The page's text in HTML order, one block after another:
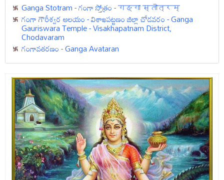
Ganga Stotram - గంగా స్తోత్రం - गङ्गा स्तोत्रम्
గంగా గౌరీశ్వర ఆలయం - విశాఖపట్టణం జిల్లా చోడవరం - Ganga
Gauriswara Temple - Visakhapatnam District,
Chodavaram
గంగావతరణం - Ganga Avataran